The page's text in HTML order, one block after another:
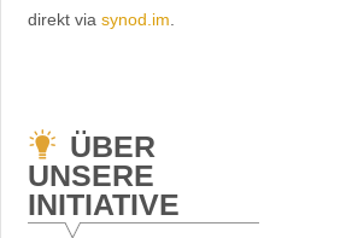
direkt via synod.im
ÜBER
UNSERE
INITIATIVE